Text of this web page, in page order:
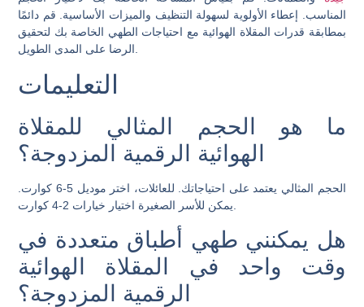
المناسب. إعطاء الأولوية لسهولة التنظيف والميزات الأساسية. قم دائمًا
بمطابقة قدرات المقلاة الهوائية مع احتياجات الطهي الخاصة بك لتحقيق
التعليمات
ما هو الحجم المثالي للمقلاة
الهوائية الرقمية المزدوجة؟
الحجم المثالي يعتمد على احتياجاتك. للعائلات، اختر موديل 5-6 كوارت.
يمكن للأسر الصغيرة اختيار خيارات 2-4 كوارت.
هل يمكنني طهي أطباق متعددة في
وقت واحد في المقلاة الهوائية
الرقمية المزدوجة؟